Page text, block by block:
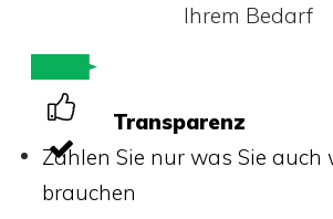
Ihrem Bedarf
Transparenz
Zahlen Sie nur was Sie auch
brauchen